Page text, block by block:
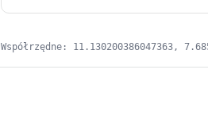
Współrzędne: 11.130200386047363,